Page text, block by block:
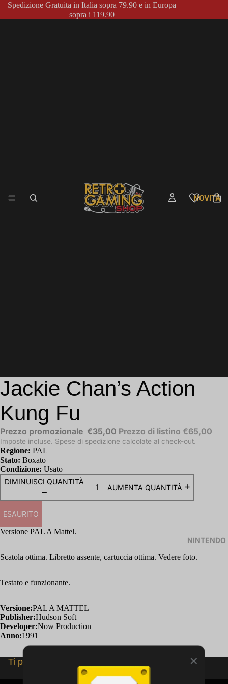
Spedizione Gratuita in Italia sopra 79.90 e in Europa
sopra i 119.90
NOVITÀ
NINTENDO
Jackie Chan’s Action
Kung Fu
Prezzo promozionale €35,00 Prezzo di listino€65,00
Imposte incluse. Spese di spedizione calcolate al check-out.
Regione: PAL
Stato: Boxato
Condizione: Usato
DIMINUISCI QUANTITÀ
AUMENTA QUANTITÀ
ESAURITO
Versione PAL A Mattel.
Scatola ottima. Libretto assente, cartuccia ottima. Vedere foto.
Testato e funzionante.
Versione:PAL A MATTEL
Publisher:Hudson Soft
Developer:Now Production
Anno:1991
Ti potrebbero interessare